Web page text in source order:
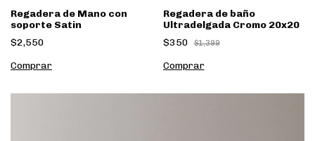
Regadera de Mano con
soporte Satin
$2,550
Regadera de baño
Ultradelgada Cromo 20x20
$350
$1,399
Comprar